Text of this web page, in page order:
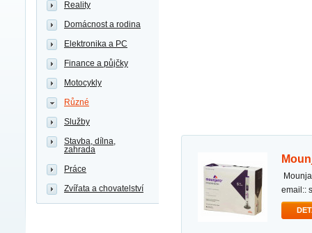
mounjaro ozempic wegovy rybelsus datum vypršení platnosti: cerven 2027. originální balení.
email::
Reality
Domácnost a rodina
Elektronika a PC
Finance a půjčky
Motocykly
Různé
Služby
Stavba, dílna,
zahrada
Práce
Zvířata a chovatelství